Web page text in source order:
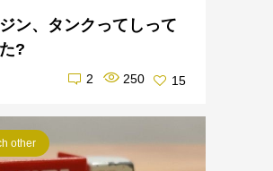
ン、タンクってしって
?
2 250 15
other